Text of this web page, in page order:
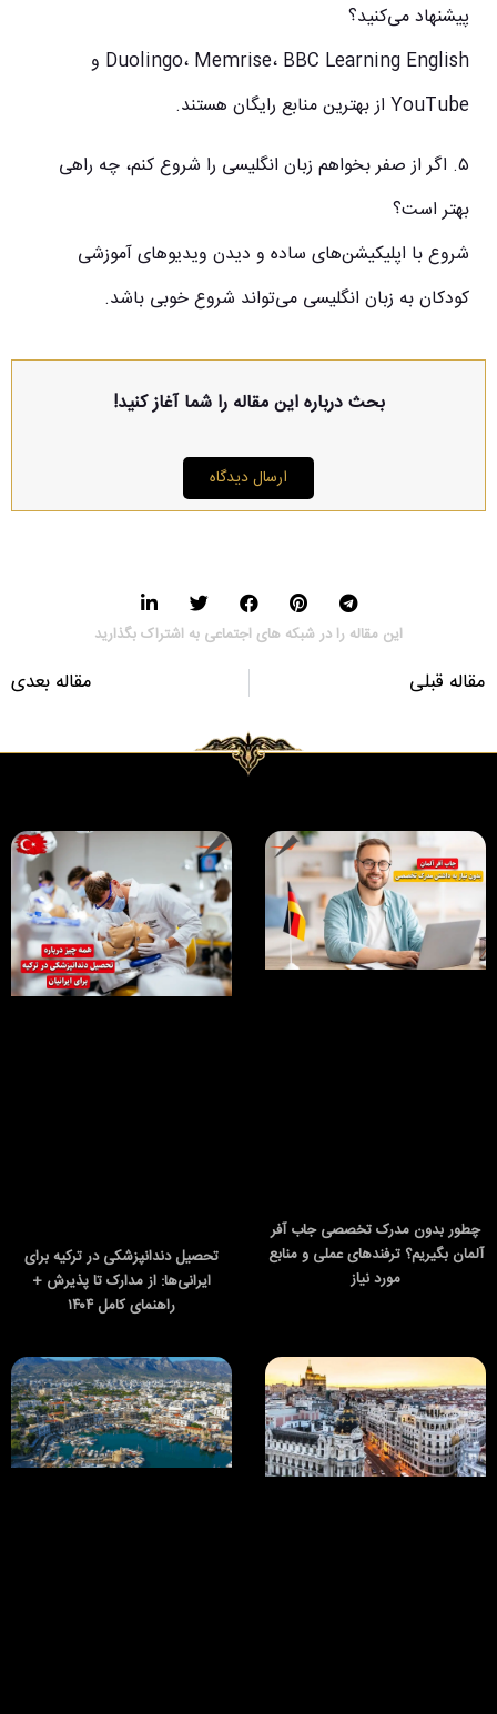
پیشنهاد می‌کنید؟
Duolingo، Memrise، BBC Learning English و
YouTube از بهترین منابع رایگان هستند.
۵. اگر از صفر بخواهم زبان انگلیسی را شروع کنم، چه راهی
بهتر است؟
شروع با اپلیکیشن‌های ساده و دیدن ویدیوهای آموزشی
کودکان به زبان انگلیسی می‌تواند شروع خوبی باشد.
بحث درباره این مقاله را شما آغاز کنید!
ارسال دیدگاه
این مقاله را در شبکه های اجتماعی به اشتراک بگذارید
مقاله قبلی مقاله بعدی
چطور بدون مدرک تخصصی جاب آفر
آلمان بگیریم؟ ترفندهای عملی و منابع
مورد نیاز
تحصیل دندانپزشکی در ترکیه برای
ایرانی‌ها: از مدارک تا پذیرش +
راهنمای کامل ۱۴۰۴